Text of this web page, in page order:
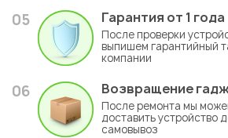
05 Гарантия от 1 года
После проверки
выпишем гарантийный
компании
06 Возвращение
После ремонта мы
доставить устройство
самовывоз